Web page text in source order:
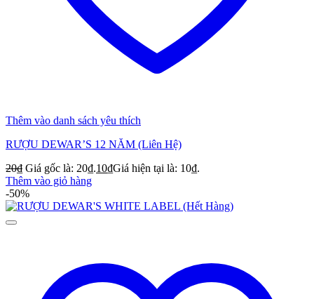
Thêm vào danh sách yêu thích
RƯỢU DEWAR’S 12 NĂM (Liên Hệ)
20₫ Giá gốc là: 20₫.10₫Giá hiện tại là: 10₫.
Thêm vào giỏ hàng
-50%